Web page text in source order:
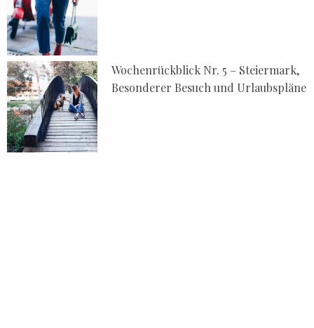
Wochenrückblick Nr. 5 – Steiermark,
Besonderer Besuch und Urlaubspläne